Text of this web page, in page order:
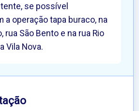
se possível
a operação tapa buraco, na
rua São Bento e na rua Rio
Vila Nova.